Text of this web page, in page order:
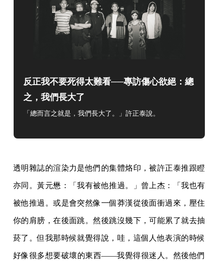
反正我不要死得太難看──專訪傷心欲絕：總
之，我們長大了
「總而言之就是，我們長大了。」許正泰說。
透明雜誌的渲染力是他們的集體烙印，被許正泰推跟瞪
亦同。黃元懋：「我有被他推過。」曾上杰：「我也有
被他推過。或是會突然像一個莽漢從後面衝過來，壓住
你的肩膀，在後面跳。然後跳沒幾下，可能累了就去抽
菸了。但我那時候就覺得說，哇，這個人他表演的時候
好像很多想要破壞的東西——我覺得很迷人。然後他們